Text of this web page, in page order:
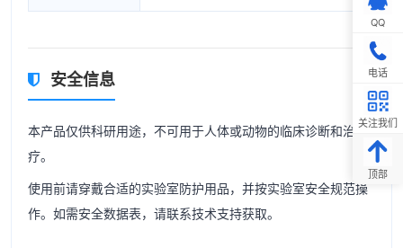
安全信息
本产品仅供科研用途，不可用于人体或动物的临床诊断和治
疗。
使用前请穿戴合适的实验室防护用品，并按实验室安全规范操
作。如需安全数据表，请联系技术支持获取。
QQ
电话
关注我们
顶部